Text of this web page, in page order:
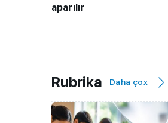
aparılır
NASA: Pluton
AzEdu Təhsil Platforması 7 Avqust
BMU məzunu ABŞ-nin
universitetində təhsilini
Rubrika Daha çox